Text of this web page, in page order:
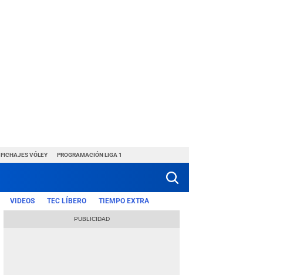
FICHAJES VÓLEY PROGRAMACIÓN LIGA 1
VIDEOS TEC LÍBERO TIEMPO EXTRA